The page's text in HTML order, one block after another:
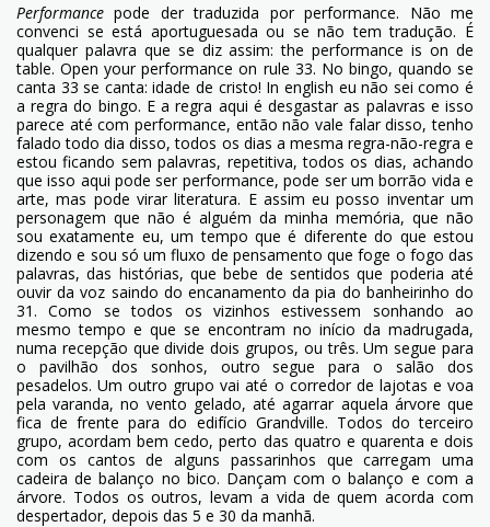
Performance pode der traduzida por performance. Não me
convenci se está aportuguesada ou se não tem tradução. É
qualquer palavra que se diz assim: the performance is on de
table. Open your performance on rule 33. No bingo, quando se
canta 33 se canta: idade de cristo! In english eu não sei como é
a regra do bingo. E a regra aqui é desgastar as palavras e isso
parece até com performance, então não vale falar disso, tenho
falado todo dia disso, todos os dias a mesma regra-não-regra e
estou ficando sem palavras, repetitiva, todos os dias, achando
que isso aqui pode ser performance, pode ser um borrão vida e
arte, mas pode virar literatura. E assim eu posso inventar um
personagem que não é alguém da minha memória, que não
sou exatamente eu, um tempo que é diferente do que estou
dizendo e sou só um fluxo de pensamento que foge o fogo das
palavras, das histórias, que bebe de sentidos que poderia até
ouvir da voz saindo do encanamento da pia do banheirinho do
31. Como se todos os vizinhos estivessem sonhando ao
mesmo tempo e que se encontram no início da madrugada,
numa recepção que divide dois grupos, ou três. Um segue para
o pavilhão dos sonhos, outro segue para o salão dos
pesadelos. Um outro grupo vai até o corredor de lajotas e voa
pela varanda, no vento gelado, até agarrar aquela árvore que
fica de frente para do edifício Grandville. Todos do terceiro
grupo, acordam bem cedo, perto das quatro e quarenta e dois
com os cantos de alguns passarinhos que carregam uma
cadeira de balanço no bico. Dançam com o balanço e com a
árvore. Todos os outros, levam a vida de quem acorda com
despertador, depois das 5 e 30 da manhã.